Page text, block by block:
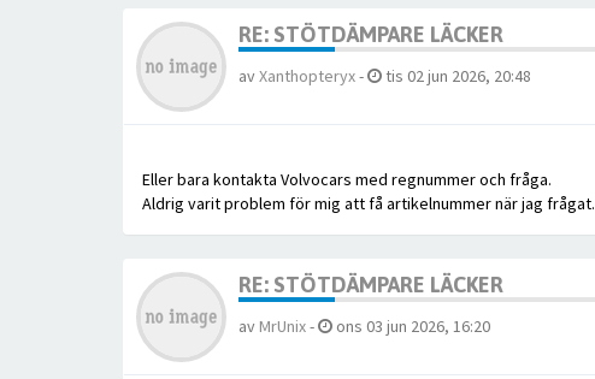
RE: STÖTDÄMPARE LÄCKER
avXanthopteryx- tis 02 jun 2026, 20:48
Eller bara kontakta Volvocars med regnummer och fråga.
Aldrig varit problem för mig att få artikelnummer när jag frågat.
RE: STÖTDÄMPARE LÄCKER
av MrUnix- ons 03 jun 2026, 16:20